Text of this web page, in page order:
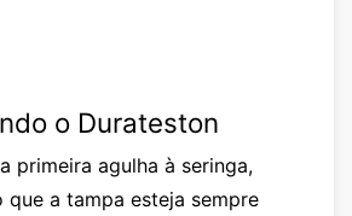
o Durateston
primeira agulha à seringa,
que a tampa esteja sempre